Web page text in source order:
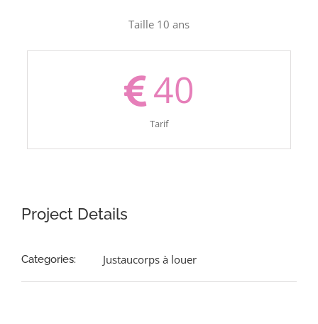
Taille 10 ans
40
Tarif
Project Details
Categories: Justaucorps à louer